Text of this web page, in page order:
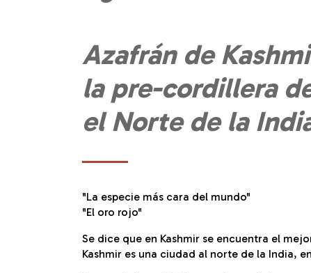
Azafrán de
la pre-cordillera
el Norte de la
"La especie más cara del mundo"
"El oro rojo"
Se dice que en Kashmir se encuentra el
Kashmir es una ciudad al norte de la India,